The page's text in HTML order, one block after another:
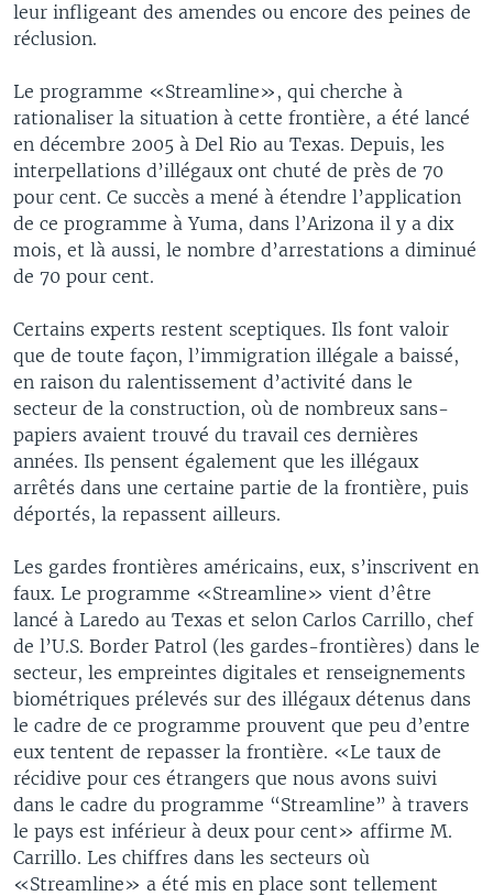
VOUS + NOUS
CARNET DE SANTÉ
DIALOGUE DES RELIGIONS
RM SHOW
Langues
leur infligeant des amendes ou encore des peines de
réclusion.
Le programme «Streamline», qui cherche à
rationaliser la situation à cette frontière, a été lancé
en décembre 2005 à Del Rio au Texas. Depuis, les
interpellations d’illégaux ont chuté de près de 70
pour cent. Ce succès a mené à étendre l’application
de ce programme à Yuma, dans l’Arizona il y a dix
mois, et là aussi, le nombre d’arrestations a diminué
de 70 pour cent.
Certains experts restent sceptiques. Ils font valoir
que de toute façon, l’immigration illégale a baissé,
en raison du ralentissement d’activité dans le
secteur de la construction, où de nombreux sans-
papiers avaient trouvé du travail ces dernières
années. Ils pensent également que les illégaux
arrêtés dans une certaine partie de la frontière, puis
déportés, la repassent ailleurs.
Les gardes frontières américains, eux, s’inscrivent en
faux. Le programme «Streamline» vient d’être
lancé à Laredo au Texas et selon Carlos Carrillo, chef
de l’U.S. Border Patrol (les gardes-frontières) dans le
secteur, les empreintes digitales et renseignements
biométriques prélevés sur des illégaux détenus dans
le cadre de ce programme prouvent que peu d’entre
eux tentent de repasser la frontière. «Le taux de
récidive pour ces étrangers que nous avons suivi
dans le cadre du programme “Streamline” à travers
le pays est inférieur à deux pour cent» affirme M.
Carrillo. Les chiffres dans les secteurs où
«Streamline» a été mis en place sont tellement